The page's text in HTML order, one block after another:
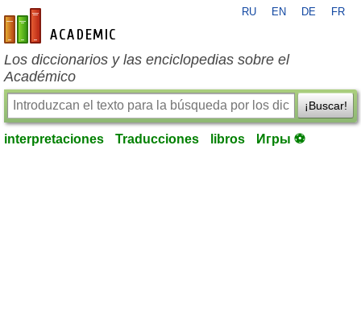
es-academic.com
RU EN DE FR
Los diccionarios y las enciclopedias sobre el
Académico
¡Buscar!
interpretaciones Traducciones libros Игры ⚽